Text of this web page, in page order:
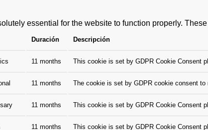
essential for the website to function properly.
Duración Descripción
11 months This cookie is set by GDPR Cookie Consent
11 months The cookie is set by GDPR cookie consent
11 months This cookie is set by GDPR Cookie Consent
11 months This cookie is set by GDPR Cookie Consent